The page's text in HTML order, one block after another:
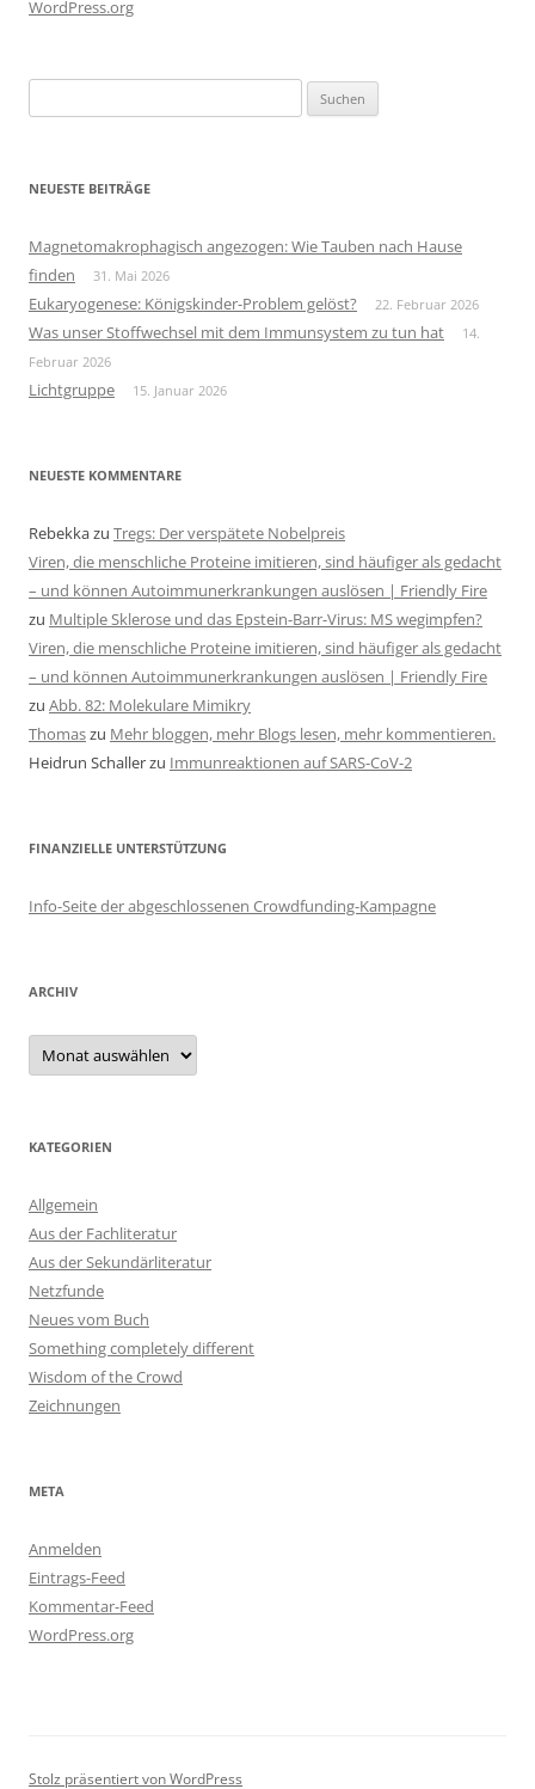
WordPress.org
nach:
NEUESTE BEITRÄGE
Magnetomakrophagisch angezogen: Wie Tauben nach Hause
finden
31. Mai 2026
Eukaryogenese: Königskinder-Problem gelöst? 22. Februar 2026
Was unser Stoffwechsel mit dem Immunsystem zu tun hat
14.
Februar 2026
Lichtgruppe 15. Januar 2026
NEUESTE KOMMENTARE
Rebekkazu Tregs: Der verspätete Nobelpreis
Viren, die menschliche Proteine imitieren, sind häufiger als gedacht
– und können Autoimmunerkrankungen auslösen | Friendly Fire
zu Multiple Sklerose und das Epstein-Barr-Virus: MS wegimpfen?
Viren, die menschliche Proteine imitieren, sind häufiger als gedacht
– und können Autoimmunerkrankungen auslösen | Friendly Fire
zu Abb. 82: Molekulare Mimikry
Thomaszu Mehr bloggen, mehr Blogs lesen, mehr kommentieren.
Heidrun Schallerzu Immunreaktionen auf SARS-CoV-2
FINANZIELLE UNTERSTÜTZUNG
Info-Seite der abgeschlossenen Crowdfunding-Kampagne
ARCHIV
Archiv
KATEGORIEN
Allgemein
Aus der Fachliteratur
Aus der Sekundärliteratur
Netzfunde
Neues vom Buch
Something completely different
Wisdom of the Crowd
Zeichnungen
META
Anmelden
Eintrags-Feed
Kommentar-Feed
WordPress.org
Stolz präsentiert von WordPress